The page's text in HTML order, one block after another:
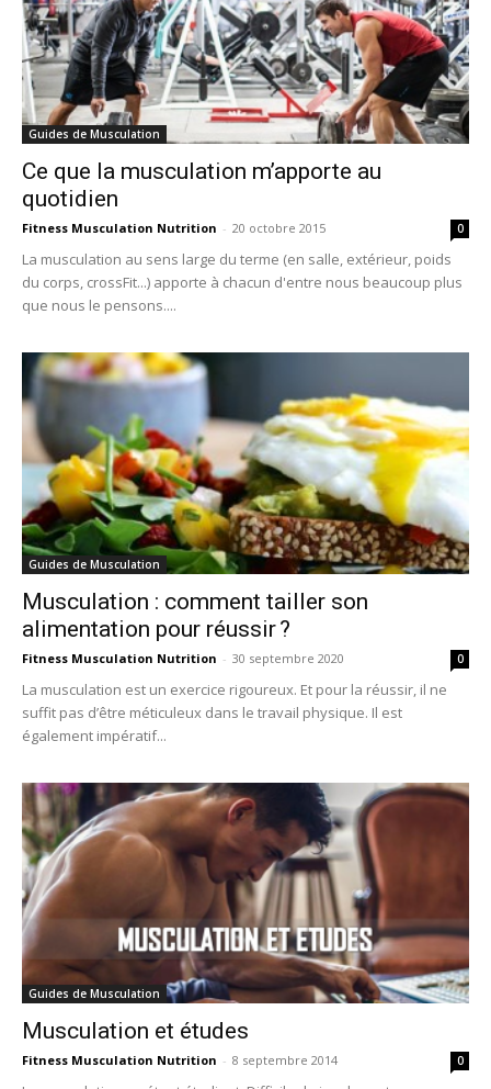
Guides de Musculation
Ce que la musculation m’apporte au
quotidien
Fitness Musculation Nutrition - 20 octobre 2015 0
La musculation au sens large du terme (en salle, extérieur, poids
du corps, crossFit...) apporte à chacun d'entre nous beaucoup plus
que nous le pensons....
Guides de Musculation
Musculation : comment tailler son
alimentation pour réussir ?
Fitness Musculation Nutrition - 30 septembre 2020 0
La musculation est un exercice rigoureux. Et pour la réussir, il ne
suffit pas d’être méticuleux dans le travail physique. Il est
également impératif...
Guides de Musculation
Musculation et études
Fitness Musculation Nutrition - 8 septembre 2014 0